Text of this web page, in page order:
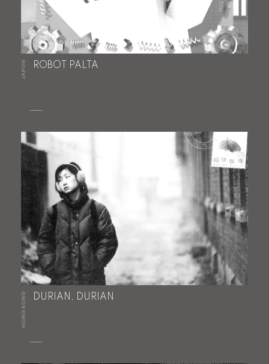
JAPON ROBOT PALTA
HONG KONG DURIAN, DURIAN